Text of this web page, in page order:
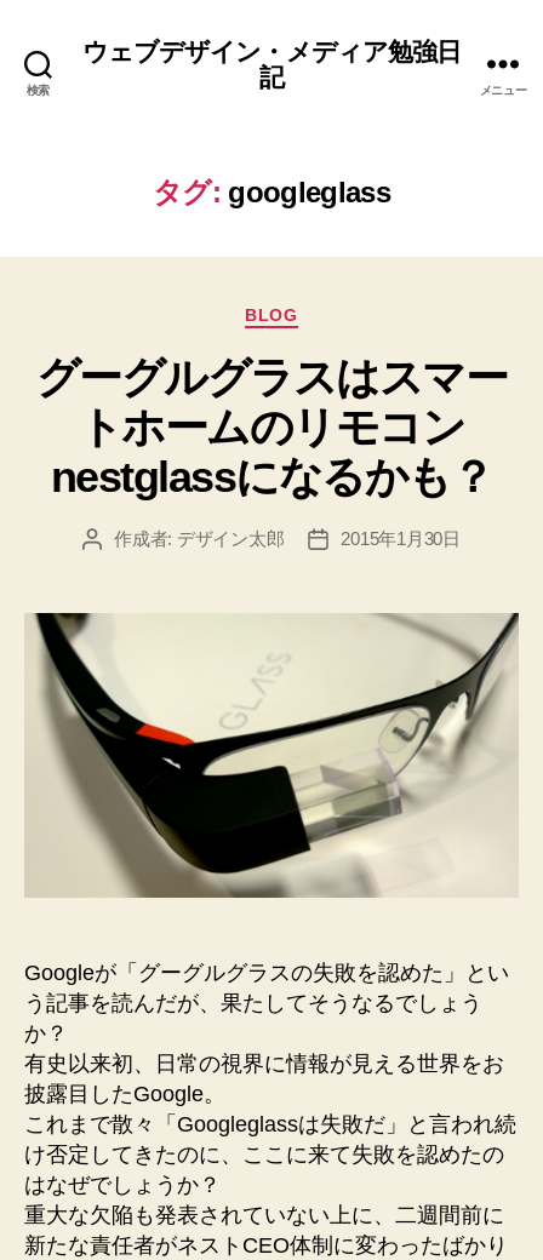
検索
ウェブデザイン・メディア勉強日
記
メニュー
タグ: googleglass
カ
ゴ
リ
ー
BLOG
グーグルグラスはスマー
トホームのリモコン
nestglassになるかも？
投 作成者: デザイン太郎
投
2015年1月30日
Googleが「グーグルグラスの失敗を認めた」とい
う記事を読んだが、果たしてそうなるでしょう
か？
有史以来初、日常の視界に情報が見える世界をお
披露目したGoogle。
これまで散々「Googleglassは失敗だ」と言われ続
け否定してきたのに、ここに来て失敗を認めたの
はなぜでしょうか？
重大な欠陥も発表されていない上に、二週間前に
新たな責任者がネストCEO体制に変わったばかり